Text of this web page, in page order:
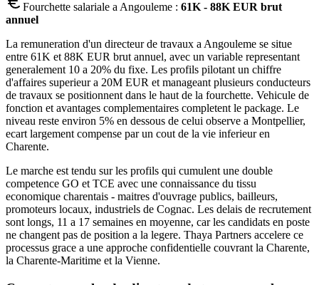
Fourchette salariale a Angouleme : 61K - 88K EUR brut
annuel
La remuneration d'un directeur de travaux a Angouleme se situe
entre 61K et 88K EUR brut annuel, avec un variable representant
generalement 10 a 20% du fixe. Les profils pilotant un chiffre
d'affaires superieur a 20M EUR et manageant plusieurs conducteurs
de travaux se positionnent dans le haut de la fourchette. Vehicule de
fonction et avantages complementaires completent le package. Le
niveau reste environ 5% en dessous de celui observe a Montpellier,
ecart largement compense par un cout de la vie inferieur en
Charente.
Le marche est tendu sur les profils qui cumulent une double
competence GO et TCE avec une connaissance du tissu
economique charentais - maitres d'ouvrage publics, bailleurs,
promoteurs locaux, industriels de Cognac. Les delais de recrutement
sont longs, 11 a 17 semaines en moyenne, car les candidats en poste
ne changent pas de position a la legere. Thaya Partners accelere ce
processus grace a une approche confidentielle couvrant la Charente,
la Charente-Maritime et la Vienne.